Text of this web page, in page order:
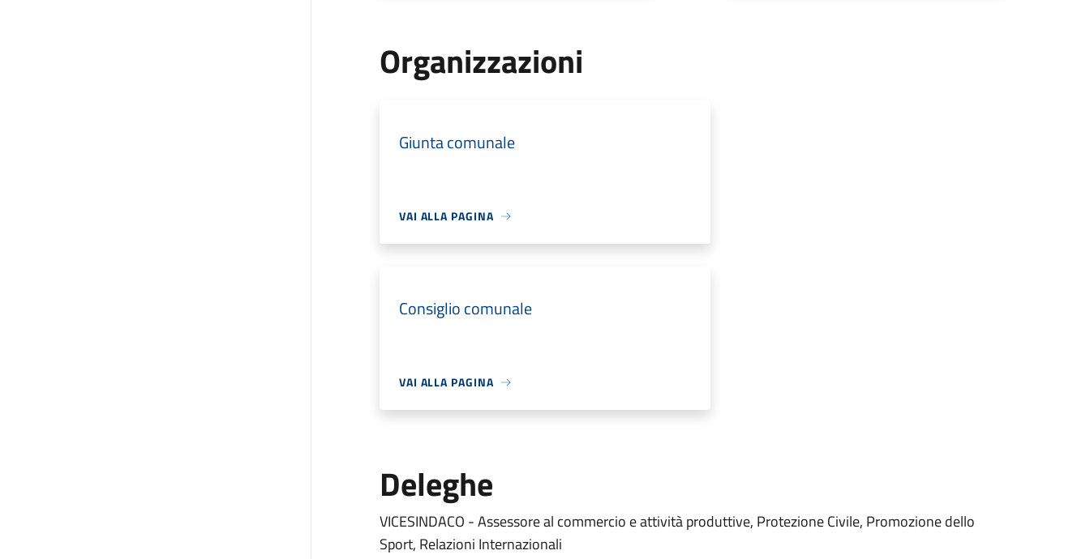
Organizzazioni
Giunta comunale
VAI ALLA PAGINA
Consiglio comunale
VAI ALLA PAGINA
Deleghe
VICESINDACO - Assessore al commercio e attività produttive, Protezione Civile, Promozione dello
Sport, Relazioni Internazionali